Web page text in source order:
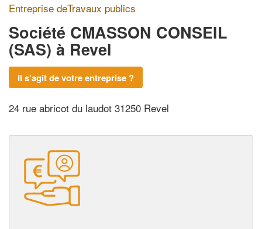
Entreprise deTravaux publics
Société CMASSON CONSEIL
(SAS) à Revel
Il s'agit de votre entreprise ?
24 rue abricot du laudot 31250 Revel